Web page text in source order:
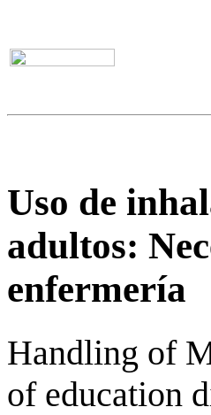
Uso de
adultos:
enfermería
Handling of
of education